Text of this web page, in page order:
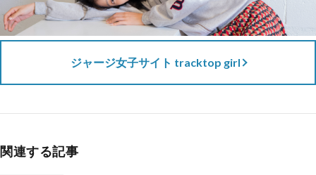
ジャージ女子サイト tracktop girl
関連する記事